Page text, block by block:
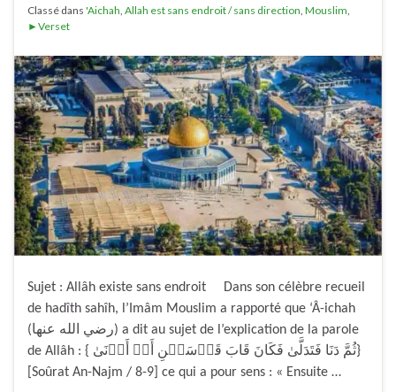
Classé dans 'Aichah, Allah est sans endroit / sans direction, Mouslim,
►Verset
Sujet : Allâh existe sans endroit Dans son célèbre recueil
de hadîth sahîh, l’Imâm Mouslim a rapporté que ‘Â-ichah
(رضي الله عنها) a dit au sujet de l’explication de la parole
de Allâh : { ثُمَّ دَنَا فَتَدَلَّىٰ فَكَانَ قَابَ قَوۡسَيۡنِ أَوۡ أَدۡنَىٰ}
[Soûrat An-Najm / 8-9] ce qui a pour sens : « Ensuite …